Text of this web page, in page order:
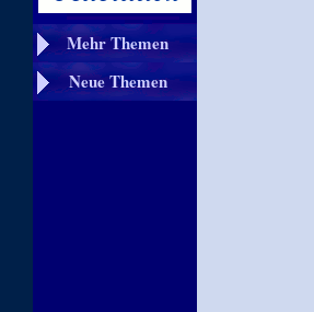
Mehr Themen
Neue Themen